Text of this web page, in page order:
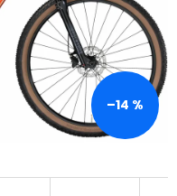
–14 %